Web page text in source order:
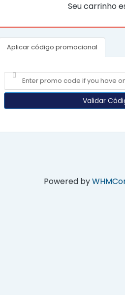
Seu carrinho
Aplicar código promocional
Validar
Powered by